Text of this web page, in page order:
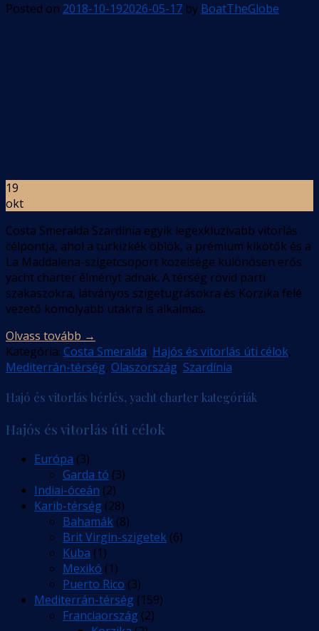
Posted on 2018-10-192026-05-17 by BoatTheGlobe
19
okt
Costa Smeralda Szardínia egyik legexkluzívabb vitorlás
célpontja, ahol a türkizkék öblök, a prémium kikötők és a
La Maddalena-szigetcsoport közelsége különösen erős
yacht charter élményt adnak. A térség rövid parti
szakaszokra, látványos szigetugrásokra és Korzika felé
vezető komolyabb utakra is alkalmas.
Olvass tovább →
Kategória: Costa Smeralda, Hajós és vitorlás úti célok,
Mediterrán-térség, Olaszország, Szardínia
Hajó és vitorlás bérlés, yacht charter kategóriák
Hajós és vitorlás úti célok
Európa (3)
Garda tó (3)
Indiai-óceán (2)
Karib-térség (28)
Bahamák (8)
Brit Virgin-szigetek (6)
Kuba (1)
Mexikó (1)
Puerto Rico (3)
Mediterrán-térség (159)
Franciaország (2)